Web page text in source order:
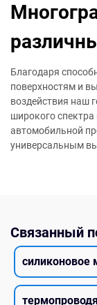
Благодаря
поверхностям и
воздействия наш
широкого
автомобильной
универсальным
Связанный
силиконовое